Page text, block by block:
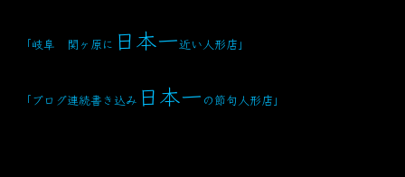
「岐阜 関ヶ原に 日本一近い人形店」
「ブログ連続書き込み 日本一 の節句人形店」